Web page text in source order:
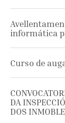
informática
Curso de
DA
DOS